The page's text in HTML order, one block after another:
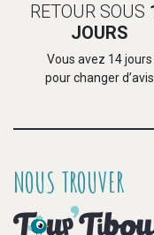
RETOUR SOUS
JOURS
Vous avez 14 jours
pour changer d’avis
NOUS TROUVER